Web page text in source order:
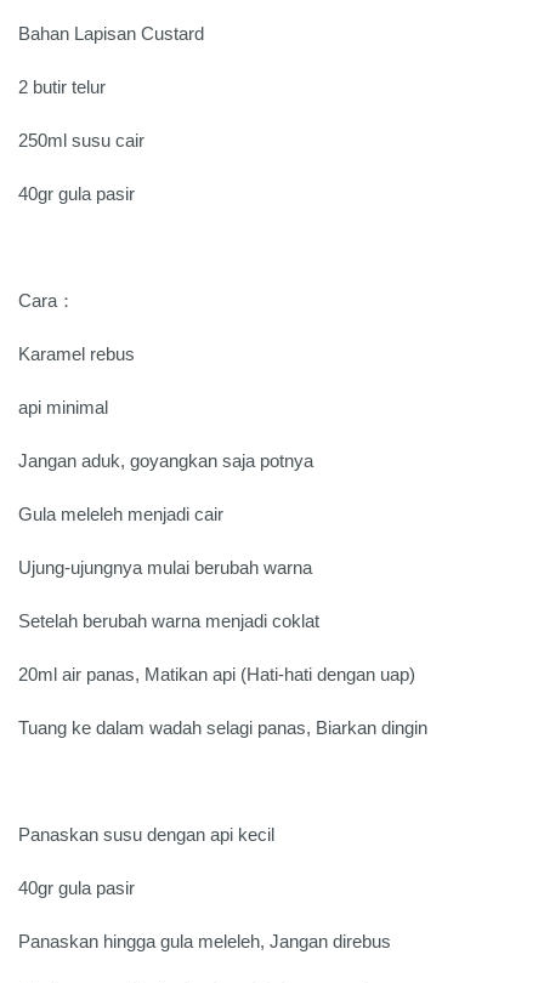
Bahan Lapisan Custard
2 butir telur
250ml susu cair
40gr gula pasir
Cara：
Karamel rebus
api minimal
Jangan aduk, goyangkan saja potnya
Gula meleleh menjadi cair
Ujung-ujungnya mulai berubah warna
Setelah berubah warna menjadi coklat
20ml air panas, Matikan api (Hati-hati dengan uap)
Tuang ke dalam wadah selagi panas, Biarkan dingin
Panaskan susu dengan api kecil
40gr gula pasir
Panaskan hingga gula meleleh, Jangan direbus